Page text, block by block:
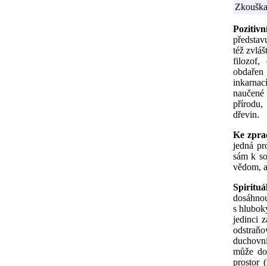
též
filozof,
dřevin.
Ke
jedná
sám k
vědom,
s
jedinci
může
prostor